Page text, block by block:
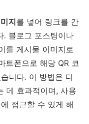
지를 넣어 링크를 간
. 블로그 포스팅이나
를 게시물 이미지로
트폰으로 해당 QR 코
니다. 이 방법은 디
데 효과적이며, 사용
접근할 수 있게 해